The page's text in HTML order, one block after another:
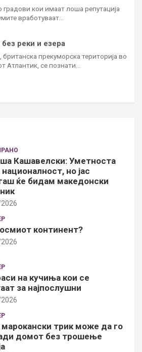
градови кои имаат лоша репутација
вработуваат…
без реки и езера
прекуморска територија во
Атлантик, се познати…
Кашавелски: Уметноста
но јас
ќе бидам македонски
осмиот континент?
на кучиња кои се
за најпослушни
трик може да го
домот без трошење